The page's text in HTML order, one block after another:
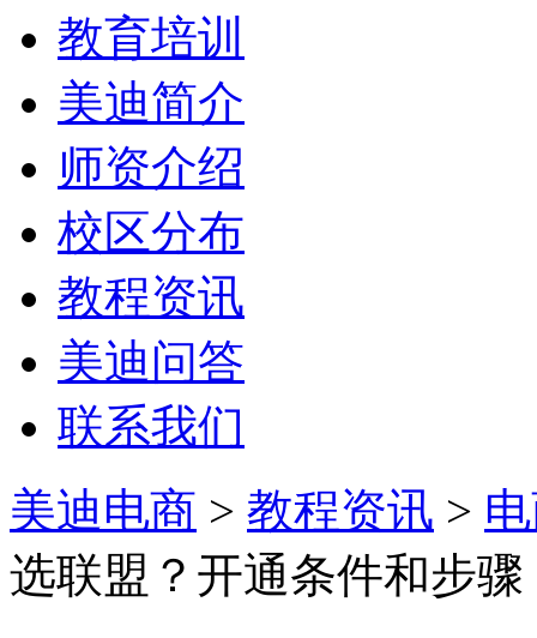
教育培训
美迪简介
师资介绍
校区分布
教程资讯
美迪问答
联系我们
美迪电商 > 教程资讯 >
选联盟？开通条件和步骤